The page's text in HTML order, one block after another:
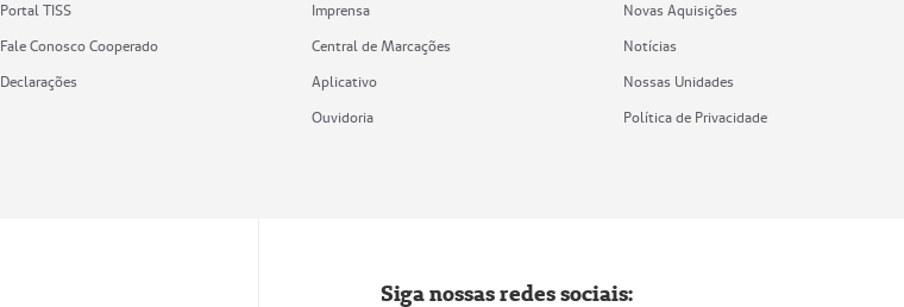
Portal TISS
Fale Conosco Cooperado
Declarações
Imprensa
Central de Marcações
Aplicativo
Ouvidoria
Novas Aquisições
Notícias
Nossas Unidades
Política de Privacidade
Siga nossas redes sociais: